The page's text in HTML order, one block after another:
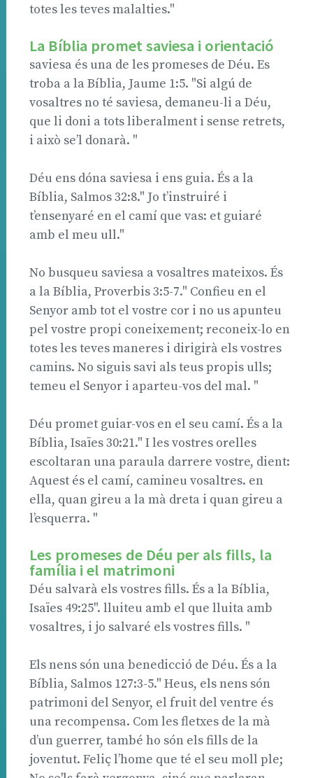
totes les teves malalties."
La Bíblia promet saviesa i orientació
saviesa és una de les promeses de Déu. Es
troba a la Bíblia, Jaume 1:5. "Si algú de
vosaltres no té saviesa, demaneu-li a Déu,
que li doni a tots liberalment i sense retrets,
i això se’l donarà. "
Déu ens dóna saviesa i ens guia. És a la
Bíblia, Salmos 32:8." Jo t’instruiré i
t’ensenyaré en el camí que vas: et guiaré
amb el meu ull."
No busqueu saviesa a vosaltres mateixos. És
a la Bíblia, Proverbis 3:5-7." Confieu en el
Senyor amb tot el vostre cor i no us apunteu
pel vostre propi coneixement; reconeix-lo en
totes les teves maneres i dirigirà els vostres
camins. No siguis savi als teus propis ulls;
temeu el Senyor i aparteu-vos del mal. "
Déu promet guiar-vos en el seu camí. És a la
Bíblia, Isaïes 30:21." I les vostres orelles
escoltaran una paraula darrere vostre, dient:
Aquest és el camí, camineu vosaltres. en
ella, quan gireu a la mà dreta i quan gireu a
l’esquerra. "
Les promeses de Déu per als fills, la
família i el matrimoni
Déu salvarà els vostres fills. És a la Bíblia,
Isaïes 49:25". lluiteu amb el que lluita amb
vosaltres, i jo salvaré els vostres fills. "
Els nens són una benedicció de Déu. És a la
Bíblia, Salmos 127:3-5." Heus, els nens són
patrimoni del Senyor, el fruit del ventre és
una recompensa. Com les fletxes de la mà
d’un guerrer, també ho són els fills de la
joventut. Feliç l’home que té el seu moll ple;